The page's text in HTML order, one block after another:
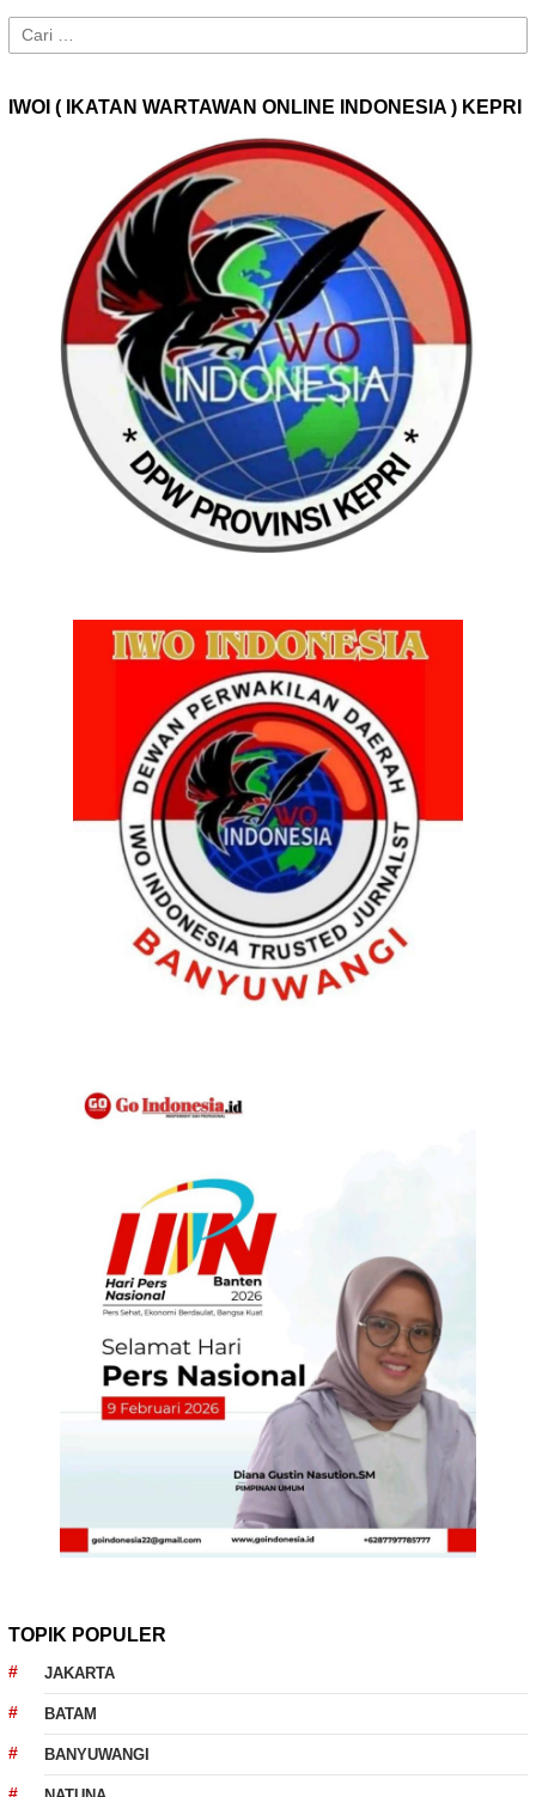
Cari
untuk:
IWOI ( IKATAN WARTAWAN ONLINE INDONESIA ) KEPRI
TOPIK POPULER
JAKARTA
BATAM
BANYUWANGI